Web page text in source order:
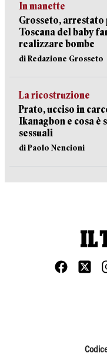
In manette
Grosseto, arrestato
Toscana del baby
realizzare bombe
di Redazione Grosseto
La ricostruzione
Prato, ucciso in
Ikanagbon e cosa è
sessuali
di Paolo Nencioni